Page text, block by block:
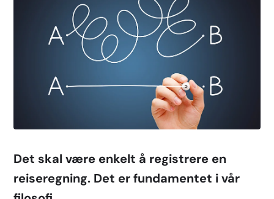
Det skal være enkelt å registrere en
reiseregning. Det er fundamentet i vår